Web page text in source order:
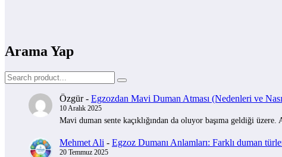
Arama Yap
Özgür- Egzozdan Mavi Duman Atması (Nedenleri ve
10 Aralık 2025
Mavi duman sente kaçıklığından da oluyor başıma geldiği
Mehmet Ali - Egzoz Dumanı Anlamları: Farklı duman
20 Temmuz 2025